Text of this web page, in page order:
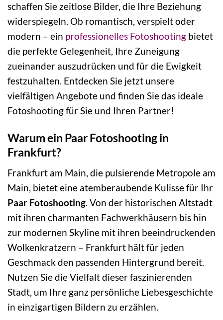
schaffen Sie zeitlose Bilder, die Ihre Beziehung
widerspiegeln. Ob romantisch, verspielt oder
modern – ein professionelles Fotoshooting bietet
die perfekte Gelegenheit, Ihre Zuneigung
zueinander auszudrücken und für die Ewigkeit
festzuhalten. Entdecken Sie jetzt unsere
vielfältigen Angebote und finden Sie das ideale
Fotoshooting für Sie und Ihren Partner!
Warum ein Paar Fotoshooting in
Frankfurt?
Frankfurt am Main, die pulsierende Metropole am
Main, bietet eine atemberaubende Kulisse für Ihr
Paar Fotoshooting . Von der historischen Altstadt
mit ihren charmanten Fachwerkhäusern bis hin
zur modernen Skyline mit ihren beeindruckenden
Wolkenkratzern – Frankfurt hält für jeden
Geschmack den passenden Hintergrund bereit.
Nutzen Sie die Vielfalt dieser faszinierenden
Stadt, um Ihre ganz persönliche Liebesgeschichte
in einzigartigen Bildern zu erzählen.